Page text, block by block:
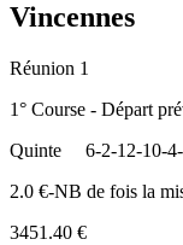
Vincennes
Réunion 1
1° Course - Départ
Quinte
6-2-12-10-
2.0 €-NB de fois la
3451.40 €